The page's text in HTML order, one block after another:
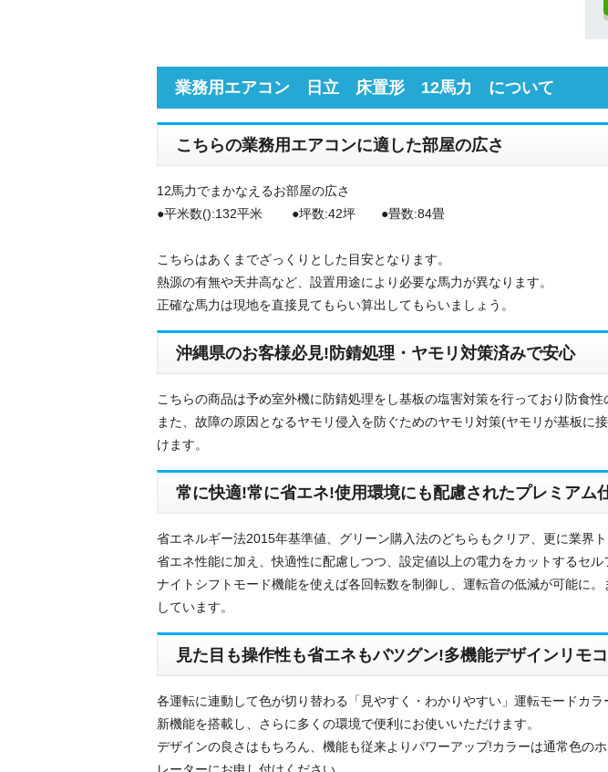
業務用エアコン 日立 床置形 12馬力 について
こちらの業務用エアコンに適した部屋の広さ
12馬力でまかなえるお部屋の広さ
●平米数():132平米 ●坪数:42坪 ●畳数:84畳
こちらはあくまでざっくりとした目安となります。
熱源の有無や天井高など、設置用途により必要な馬力が異なります。
正確な馬力は現地を直接見てもらい算出してもらいましょう。
沖縄県のお客様必見!防錆処理・ヤモリ対策済みで安心
こちらの商品は予め室外機に防錆処理をし基板の塩害対策を行っており防食性
また、故障の原因となるヤモリ侵入を防ぐためのヤモリ対策(ヤモリが基板
けます。
常に快適!常に省エネ!使用環境にも配慮されたプレミアム
省エネルギー法2015年基準値、グリーン購入法のどちらもクリア、更に業界
省エネ性能に加え、快適性に配慮しつつ、設定値以上の電力をカットするセ
ナイトシフトモード機能を使えば各回転数を制御し、運転音の低減が可能に
しています。
見た目も操作性も省エネもバツグン!多機能デザインリモ
各運転に連動して色が切り替わる「見やすく・わかりやすい」運転モードカ
新機能を搭載し、さらに多くの環境で便利にお使いいただけます。
デザインの良さはもちろん、機能も従来よりパワーアップ!カラーは通常色
メールアドレス
(ご選択ください)
メッセージ